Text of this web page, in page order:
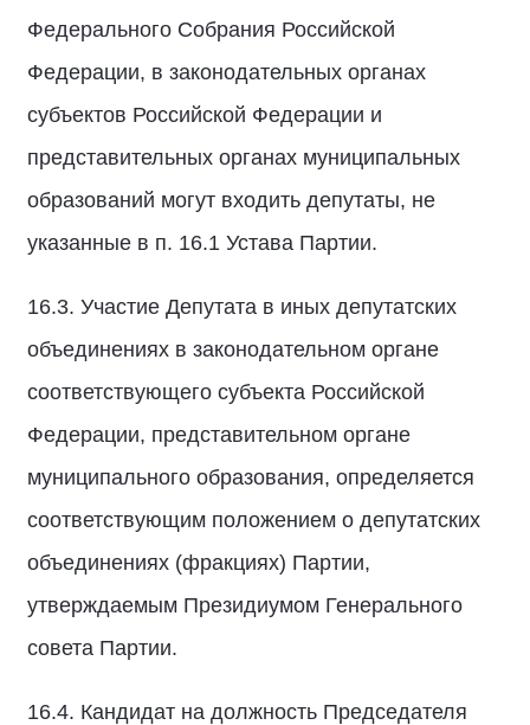
Федерального Собрания Российской
Федерации, в законодательных органах
субъектов Российской Федерации и
представительных органах муниципальных
образований могут входить депутаты, не
указанные в п. 16.1 Устава Партии.
16.3. Участие Депутата в иных депутатских
объединениях в законодательном органе
соответствующего субъекта Российской
Федерации, представительном органе
муниципального образования, определяется
соответствующим положением о депутатских
объединениях (фракциях) Партии,
утверждаемым Президиумом Генерального
совета Партии.
16.4. Кандидат на должность Председателя